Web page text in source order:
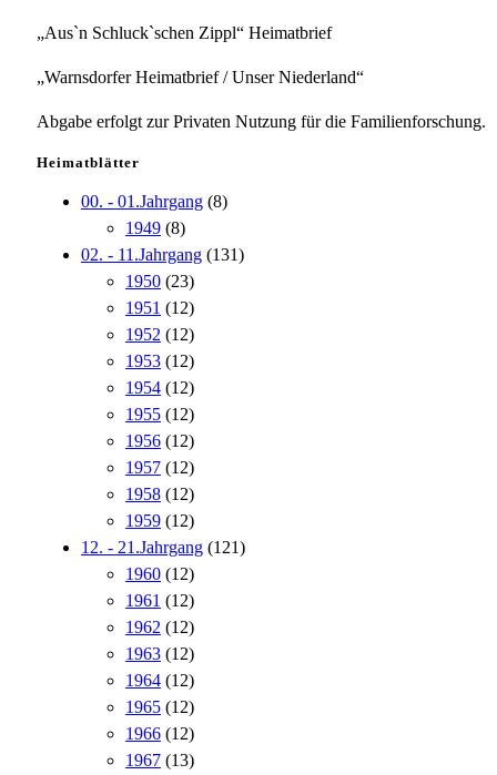
„Aus`n Schluck`schen Zippl“ Heimatbrief
„Warnsdorfer Heimatbrief / Unser Niederland“
Abgabe erfolgt zur Privaten Nutzung für die Familienforschung.
Heimatblätter
00. - 01.Jahrgang (8)
1949 (8)
02. - 11.Jahrgang (131)
1950 (23)
1951 (12)
1952 (12)
1953 (12)
1954 (12)
1955 (12)
1956 (12)
1957 (12)
1958 (12)
1959 (12)
12. - 21.Jahrgang (121)
1960 (12)
1961 (12)
1962 (12)
1963 (12)
1964 (12)
1965 (12)
1966 (12)
1967 (13)